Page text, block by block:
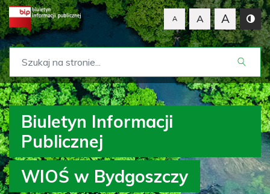
A A A
Biuletyn Informacji
Publicznej
WIOŚ w Bydgoszczy